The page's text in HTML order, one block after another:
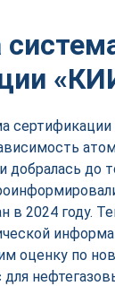
добралась до
в 2024 году.
оценку по